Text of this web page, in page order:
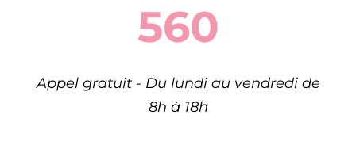
560
Appel gratuit - Du lundi au vendredi de
8h à 18h